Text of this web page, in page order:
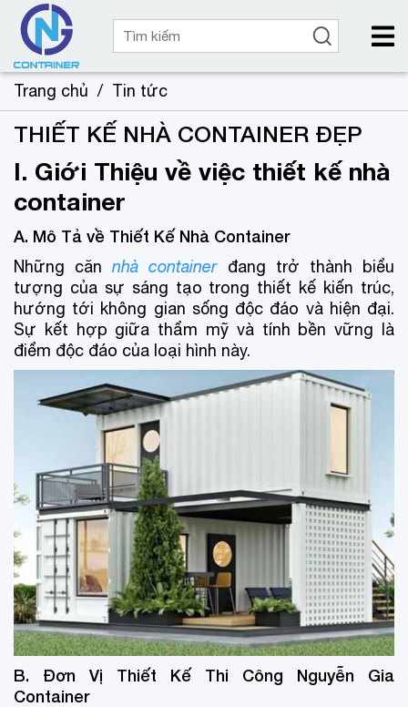
Trang chủ / Tin tức
THIẾT KẾ NHÀ CONTAINER ĐẸP
I. Giới Thiệu về việc thiết kế nhà
container
A. Mô Tả về Thiết Kế Nhà Container
Những cănnhà containerđang trở thành biểu
tượng của sự sáng tạo trong thiết kế kiến trúc,
hướng tới không gian sống độc đáo và hiện đại.
Sự kết hợp giữa thẩm mỹ và tính bền vững là
điểm độc đáo của loại hình này.
B. Đơn Vị Thiết Kế Thi Công Nguyễn Gia
Container